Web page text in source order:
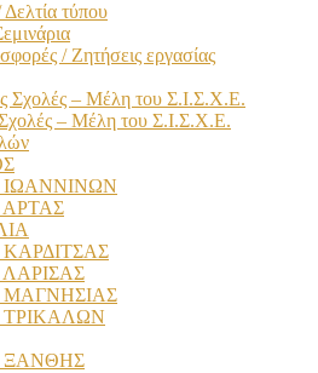
τύπου
/ Ζητήσεις εργασίας
Σχολές – Μέλη του Σ.Ι.Σ.Χ.Ε.
Σχολές – Μέλη του Σ.Ι.Σ.Χ.Ε.
ΙΩΑΝΝΙΝΩΝ
ΑΡΤΑΣ
ΜΑΓΝΗΣΙΑΣ
ΤΡΙΚΑΛΩΝ
ΞΑΝΘΗΣ